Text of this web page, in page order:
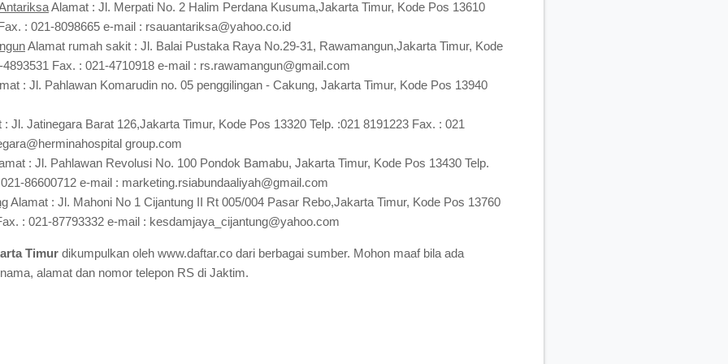
Alamat : Jl. Merpati No. 2 Halim Perdana Kusuma,Jakarta Timur, Kode Pos 13610
: 021-8098665 e-mail : rsauantariksa@yahoo.co.id
Alamat rumah sakit : Jl. Balai Pustaka Raya No.29-31, Rawamangun,Jakarta Timur, Kode
4893531 Fax. : 021-4710918 e-mail : rs.rawamangun@gmail.com
: Jl. Pahlawan Komarudin no. 05 penggilingan - Cakung, Jakarta Timur, Kode Pos 13940
Jl. Jatinegara Barat 126,Jakarta Timur, Kode Pos 13320 Telp. :021 8191223 Fax. : 021
group.com
: Jl. Pahlawan Revolusi No. 100 Pondok Bamabu, Jakarta Timur, Kode Pos 13430 Telp.
86600712 e-mail : marketing.rsiabundaaliyah@gmail.com
Alamat : Jl. Mahoni No 1 Cijantung II Rt 005/004 Pasar Rebo,Jakarta Timur, Kode Pos 13760
: 021-87793332 e-mail : kesdamjaya_cijantung@yahoo.com
Timur dikumpulkan oleh www.daftar.co dari berbagai sumber. Mohon maaf bila ada
alamat dan nomor telepon RS di Jaktim.